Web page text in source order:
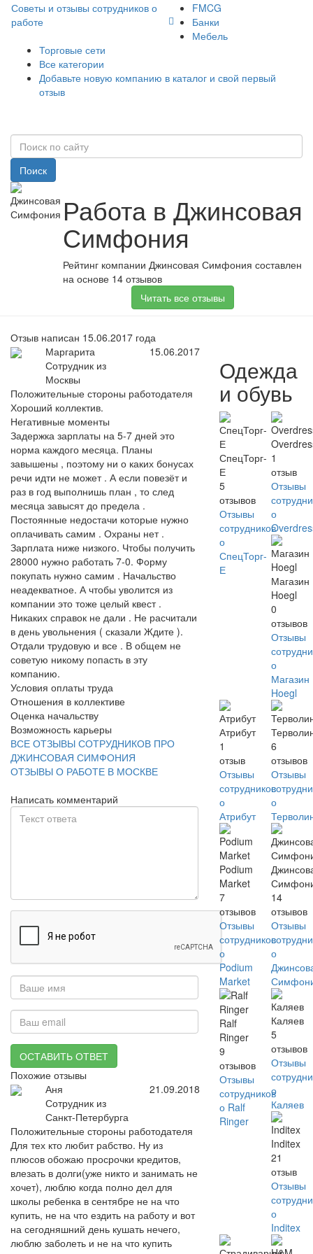
Советы и отзывы сотрудников о
работе
FMCG
Банки
Мебель
Торговые сети
Все категории
Добавьте новую компанию в каталог и свой первый
отзыв
Поиск
Работа в Джинсовая
Симфония
Рейтинг компании Джинсовая Симфония составлен
на основе 14 отзывов
Читать все отзывы
Отзыв написан 15.06.2017 года
Маргарита
Сотрудник из
Москвы
15.06.2017
Положительные стороны работодателя
Хороший коллектив.
Негативные моменты
Задержка зарплаты на 5-7 дней это
норма каждого месяца. Планы
завышены , поэтому ни о каких бонусах
речи идти не может . А если повезёт и
раз в год выполнишь план , то след
месяца завысят до предела .
Постоянные недостачи которые нужно
оплачивать самим . Охраны нет .
Зарплата ниже низкого. Чтобы получить
28000 нужно работать 7-0. Форму
покупать нужно самим . Начальство
неадекватное. А чтобы уволится из
компании это тоже целый квест .
Никаких справок не дали . Не расчитали
в день увольнения ( сказали Ждите ).
Отдали трудовую и все . В общем не
советую никому попасть в эту
компанию.
Условия оплаты труда
Отношения в коллективе
Оценка начальству
Возможность карьеры
ВСЕ ОТЗЫВЫ СОТРУДНИКОВ ПРО
ДЖИНСОВАЯ СИМФОНИЯ
ОТЗЫВЫ О РАБОТЕ В МОСКВЕ
Написать комментарий
ОСТАВИТЬ ОТВЕТ
Похожие отзывы
Аня
Сотрудник из
Санкт-Петербурга
21.09.2018
Положительные стороны работодателя
Для тех кто любит рабство. Ну из
плюсов обожаю просрочки кредитов,
влезать в долги(уже никто и занимать не
хочет), люблю когда полно дел для
школы ребенка в сентябре не на что
купить, не на что ездить на работу и вот
на сегодняшний день кушать нечего,
люблю заболеть и не на что купить
Одежда
и обувь
СпецТорг-
Е
5
отзывов
Отзывы
сотрудников
о
СпецТорг-
Е
1
отзыв
Отзывы
о
Магазин
Hoegl
0
отзывов
Отзывы
о
Магазин
Hoegl
Атрибут
1
отзыв
Отзывы
сотрудников
о
Атрибут
6
отзывов
Отзывы
о
Podium
Market
7
отзывов
Отзывы
сотрудников
о
Podium
Market
14
отзывов
Отзывы
о
Ralf
Ringer
9
отзывов
Отзывы
сотрудников
о Ralf
Ringer
Каляев
5
отзывов
Отзывы
о
Каляев
Inditex
21
отзыв
Отзывы
о
Inditex